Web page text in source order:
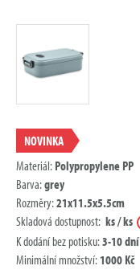
NOVINKA
Materiál: Polypropylene PP
Barva:grey
Rozměry:21x11.5x5.5cm
Skladová dostupnost: ks / ks
K dodání bez potisku:3-10 dní
Minimální množství:1000 Kč